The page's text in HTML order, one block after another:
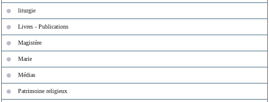
liturgie
Livres - Publications
Magistère
Marie
Médias
Patrimoine religieux